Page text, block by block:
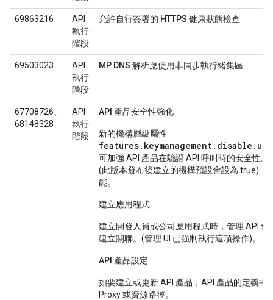
69863216
API
執行
階段
允許自行簽署的 HTTPS 健康狀態檢查
69503023
API
執行
階段
MP DNS 解析應使用非同步執行緒集區
67708726、
68148328
API
執行
階段
API 產品安全性強化
新的機構層級屬性
可加強 API 產品在驗證 API 呼叫時的安全性
(此版本發布後建立的機構預設會設為 true)，
能。
建立應用程式
建立開發人員或公司應用程式時，管理 API 會
建立關聯。(管理 UI 已強制執行這項操作)。
API 產品設定
如要建立或更新 API 產品，API 產品的定義中
Proxy 或資源路徑。